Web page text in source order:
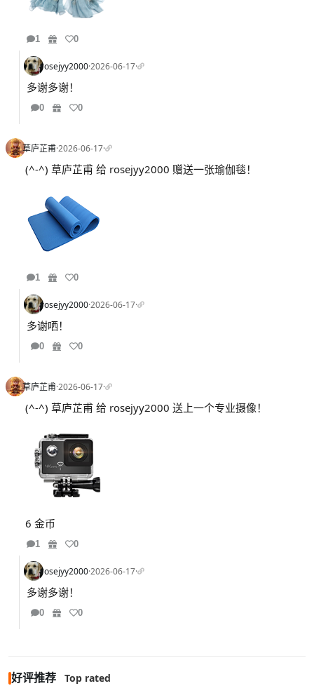
1 0
rosejyy2000·2026-06-17·
多谢多谢！
0 0
草庐芷甫·2026-06-17·
(^-^) 草庐芷甫 给 rosejyy2000 赠送一张瑜伽毯！
1 0
rosejyy2000·2026-06-17·
多谢哂！
0 0
草庐芷甫·2026-06-17·
(^-^) 草庐芷甫 给 rosejyy2000 送上一个专业摄像！
6 金币
1 0
rosejyy2000·2026-06-17·
多谢多谢！
0 0
好评推荐 Top rated